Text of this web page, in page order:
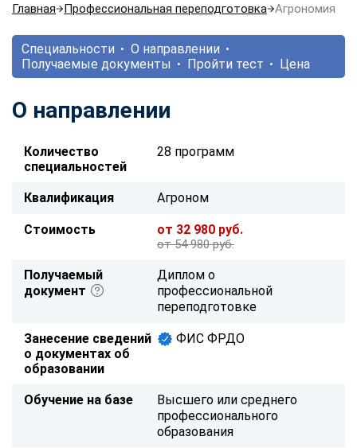
Главная Профессиональная переподготовка Агрономия
Специальности
О направлении
Получаемые документы
Пройти тест Цена
О направлении
Количество
специальностей
28 программ
Квалификация Агроном
Стоимость от 32 980 руб.
от 54 980 руб.
Получаемый
документ
Диплом о
профессиональной
переподготовке
Занесение сведений
о документах об
образовании
ФИС ФРДО
Обучение на базе
Высшего или среднего
профессионального
образования